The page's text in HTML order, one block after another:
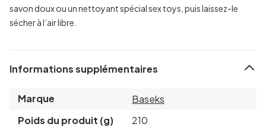
savon doux ou un nettoyant spécial sex toys, puis laissez-le
sécher à l’air libre.
Informations supplémentaires
Marque
Baseks
Poids du produit (g)
210